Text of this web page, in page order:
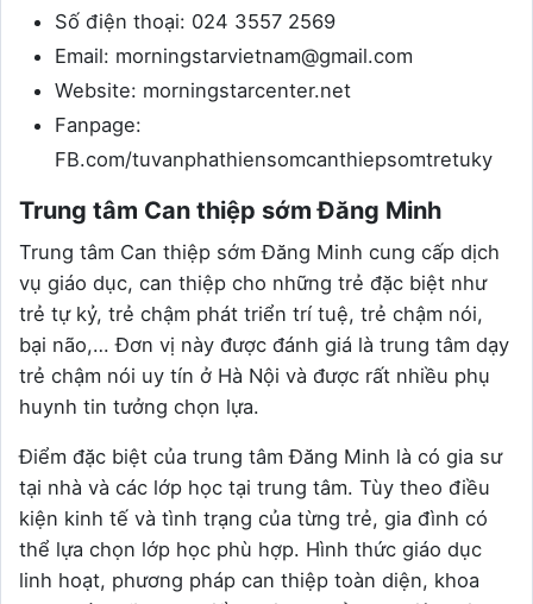
Số điện thoại: 024 3557 2569
Email: morningstarvietnam@gmail.com
Website: morningstarcenter.net
Fanpage:
FB.com/tuvanphathiensomcanthiepsomtretuky
Trung tâm Can thiệp sớm Đăng Minh
Trung tâm Can thiệp sớm Đăng Minh cung cấp dịch
vụ giáo dục, can thiệp cho những trẻ đặc biệt như
trẻ tự kỷ, trẻ chậm phát triển trí tuệ, trẻ chậm nói,
bại não,… Đơn vị này được đánh giá là trung tâm dạy
trẻ chậm nói uy tín ở Hà Nội và được rất nhiều phụ
huynh tin tưởng chọn lựa.
Điểm đặc biệt của trung tâm Đăng Minh là có gia sư
tại nhà và các lớp học tại trung tâm. Tùy theo điều
kiện kinh tế và tình trạng của từng trẻ, gia đình có
thể lựa chọn lớp học phù hợp. Hình thức giáo dục
linh hoạt, phương pháp can thiệp toàn diện, khoa